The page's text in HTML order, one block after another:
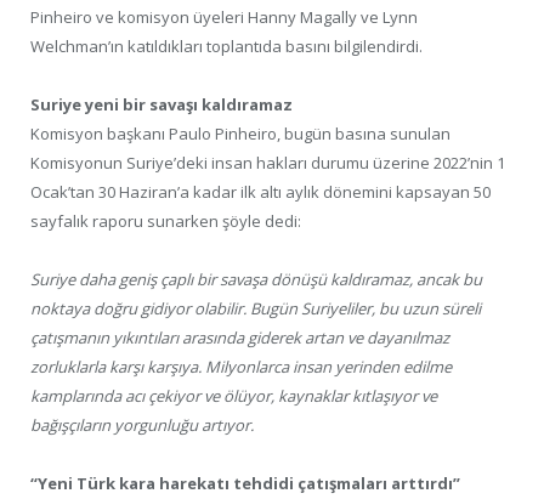
Pinheiro ve komisyon üyeleri Hanny Magally ve Lynn
Welchman’ın katıldıkları toplantıda basını bilgilendirdi.
Suriye yeni bir savaşı kaldıramaz
Komisyon başkanı Paulo Pinheiro, bugün basına sunulan
Komisyonun Suriye’deki insan hakları durumu üzerine 2022’nin 1
Ocak’tan 30 Haziran’a kadar ilk altı aylık dönemini kapsayan 50
sayfalık raporu sunarken şöyle dedi:
Suriye daha geniş çaplı bir savaşa dönüşü kaldıramaz, ancak bu
noktaya doğru gidiyor olabilir. Bugün Suriyeliler, bu uzun süreli
çatışmanın yıkıntıları arasında giderek artan ve dayanılmaz
zorluklarla karşı karşıya. Milyonlarca insan yerinden edilme
kamplarında acı çekiyor ve ölüyor, kaynaklar kıtlaşıyor ve
bağışçıların yorgunluğu artıyor.
“Yeni Türk kara harekatı tehdidi çatışmaları arttırdı”